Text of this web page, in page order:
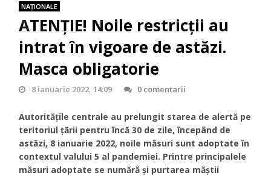
NAŢIONALE
ATENȚIE! Noile restricții au
intrat în vigoare de astăzi.
Masca obligatorie
8 ianuarie 2022, 14:09 0 comentarii
Autoritățile centrale au prelungit starea de alertă pe
teritoriul țării pentru încă 30 de zile, începând de
astăzi, 8 ianuarie 2022, noile măsuri sunt adoptate în
contextul valului 5 al pandemiei. Printre principalele
măsuri adoptate se numără și purtarea măștii